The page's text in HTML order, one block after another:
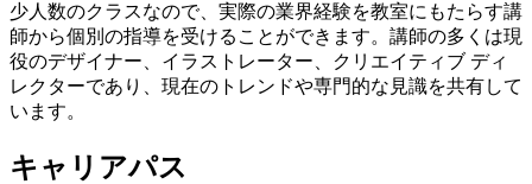
少人数のクラスなので、実際の業界経験を教室にもたらす講
師から個別の指導を受けることができます。講師の多くは現
役のデザイナー、イラストレーター、クリエイティブ ディ
レクターであり、現在のトレンドや専門的な見識を共有して
います。
キャリアパス